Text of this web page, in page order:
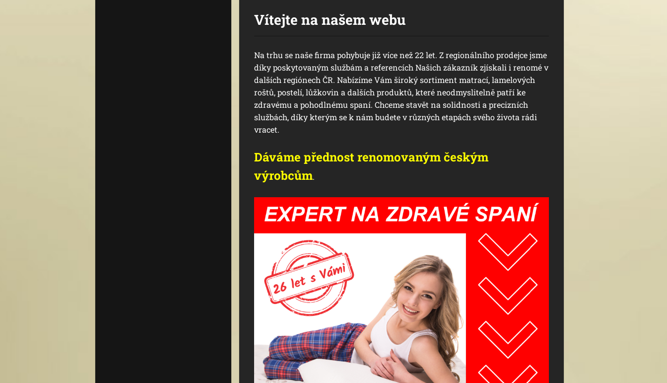
Vítejte na našem webu
Na trhu se naše firma pohybuje již více než 22 let. Z regionálního prodejce jsme
díky poskytovaným službám a referencích Našich zákazník zjískali i renomé v
dalších regiónech ČR. Nabízíme Vám široký sortiment matrací, lamelových
roštů, postelí, lůžkovin a dalších produktů, které neodmyslitelně patří ke
zdravému a pohodlnému spaní. Chceme stavět na solidnosti a precizních
službách, díky kterým se k nám budete v různých etapách svého života rádi
vracet.
Dáváme přednost renomovaným českým
výrobcům.